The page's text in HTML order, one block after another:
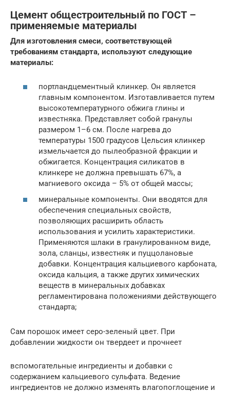
Цемент общестроительный по ГОСТ –
применяемые материалы
Для изготовления смеси, соответствующей
требованиям стандарта, используют следующие
материалы:
портландцементный клинкер. Он является
главным компонентом. Изготавливается путем
высокотемпературного обжига глины и
известняка. Представляет собой гранулы
размером 1–6 см. После нагрева до
температуры 1500 градусов Цельсия клинкер
измельчается до пылеобразной фракции и
обжигается. Концентрация силикатов в
клинкере не должна превышать 67%, а
магниевого оксида – 5% от общей массы;
минеральные компоненты. Они вводятся для
обеспечения специальных свойств,
позволяющих расширить область
использования и усилить характеристики.
Применяются шлаки в гранулированном виде,
зола, сланцы, известняк и пуццолановые
добавки. Концентрация кальциевого карбоната,
оксида кальция, а также других химических
веществ в минеральных добавках
регламентирована положениями действующего
стандарта;
Сам порошок имеет серо-зеленый цвет. При
добавлении жидкости он твердеет и прочнеет
вспомогательные ингредиенты и добавки с
содержанием кальциевого сульфата. Ведение
ингредиентов не должно изменять влагопоглощение и